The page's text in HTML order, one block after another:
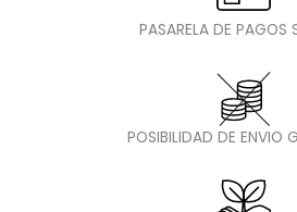
PASARELA DE PAGOS
POSIBILIDAD DE ENVIO